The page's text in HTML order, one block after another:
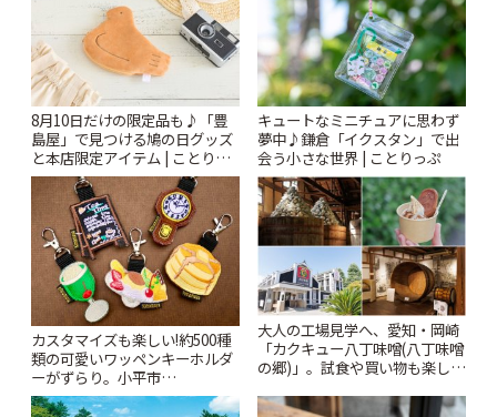
8月10日だけの限定品も♪「豊
島屋」で見つける鳩の日グッズ
と本店限定アイテム | ことりっ
ぷ
キュートなミニチュアに思わず
夢中♪鎌倉「イクスタン」で出
会う小さな世界 | ことりっぷ
カスタマイズも楽しい!約500種
類の可愛いワッペンキーホルダ
ーがずらり。小平市
「Kimamaya T&K」 | ことりっ
大人の工場見学へ、愛知・岡崎
「カクキュー八丁味噌(八丁味噌
の郷)」。試食や買い物も楽しみ